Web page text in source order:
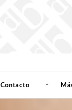
Contacto